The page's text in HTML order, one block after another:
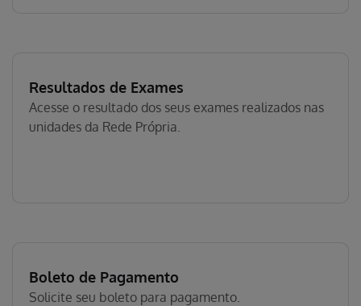
Resultados de Exames
Acesse o resultado dos seus exames realizados nas
unidades da Rede Própria.
Boleto de Pagamento
Solicite seu boleto para pagamento.